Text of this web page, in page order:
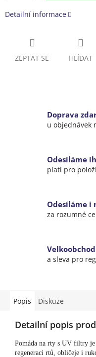
Detailní informace
ZEPTAT SE HLÍDAT
Doprava
u objednávek
Odesíláme
platí pro
Odesíláme i
za rozumné
a sleva pro
Popis Diskuze
Detailní popis
Pomáda na rty s UV filtry
regeneraci rtů, obličeje i